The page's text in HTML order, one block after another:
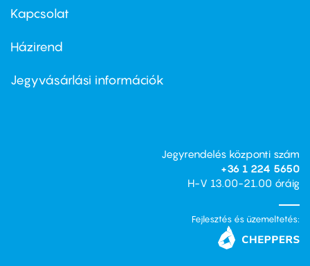
firstKapcsolat
Footer
second
Házirend
Jegyvásárlási információk
Jegyrendelés központi szám
+36 1 224 5650
H-V 13.00-21.00 óráig
Fejlesztés és üzemeltetés: